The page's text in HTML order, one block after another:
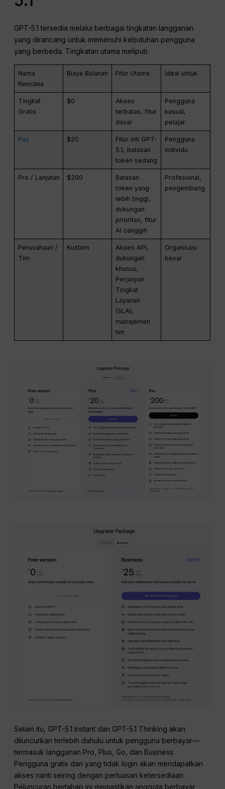
GPT-5.1 tersedia melalui berbagai tingkatan langganan
yang dirancang untuk memenuhi kebutuhan pengguna
yang berbeda. Tingkatan utama meliputi:
Nama
Rencana
Biaya Bulanan Fitur Utama Ideal untuk
Tingkat
Gratis
$0
Akses
terbatas, fitur
dasar
Pengguna
kasual,
pelajar
Pus $20
Fitur inti GPT-
5.1, batasan
token sedang
Pengguna
individu
Pro / Lanjutan $200
Batasan
token yang
lebih tinggi,
dukungan
prioritas, fitur
AI canggih
Profesional,
pengembang
Perusahaan /
Tim
Kustom
Akses API,
dukungan
khusus,
Perjanjian
Tingkat
Layanan
(SLA),
manajemen
tim
Organisasi
besar
Selain itu, GPT-5.1 Instant dan GPT-5.1 Thinking akan
diluncurkan terlebih dahulu untuk pengguna berbayar—
termasuk langganan Pro, Plus, Go, dan Business.
Pengguna gratis dan yang tidak login akan mendapatkan
akses nanti seiring dengan perluasan ketersediaan.
Peluncuran bertahap ini memastikan anggota berbayar